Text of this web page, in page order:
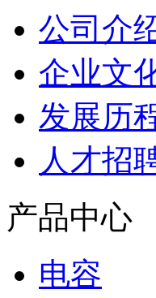
公司介
企业文
发展历
人才招
产品中心
电容